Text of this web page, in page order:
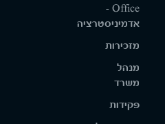
Office -
אדמיניסטרציה
מזכירות
מנהל
משרד
פקידות